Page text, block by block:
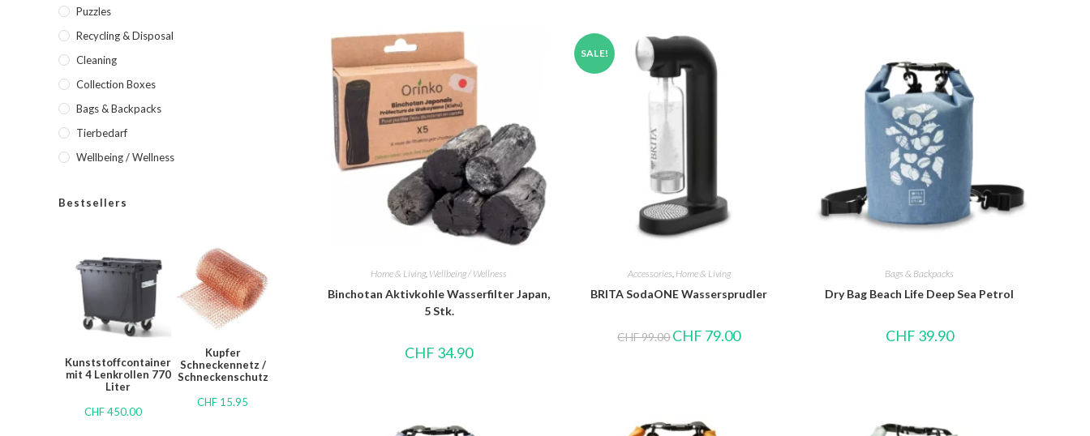
Home & Living, Wellbeing / Wellness
Binchotan Aktivkohle Wasserfilter Japan,
5 Stk.
CHF 34.90
SALE!
Accessories, Home & Living
BRITA SodaONE Wassersprudler
CHF99.00 CHF 79.00
Bags & Backpacks
Dry Bag Beach Life Deep Sea Petrol
CHF 39.90
Puzzles
Recycling & Disposal
Cleaning
Collection Boxes
Bags & Backpacks
Tierbedarf
Wellbeing / Wellness
Bestsellers
Kunststoffcontainer
mit 4 Lenkrollen 770
Liter
CHF450.00
Kupfer
Schneckennetz /
Schneckenschutz
CHF 15.95